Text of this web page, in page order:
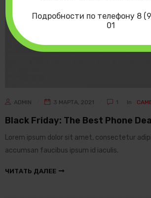
ADMIN 3 МАРТА, 2021 1 In
Black Friday: The Best Phone
Lorem ipsum dolor sit amet, consectetur
accumsan faucibus ipsum id iaculis.
ЧИТАТЬ ДАЛЕЕ
Подробности по телефону 8
01